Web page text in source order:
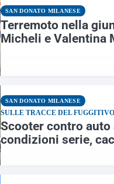
SAN DONATO MILANESE
Terremoto nella
Micheli e Valentina
SAN DONATO MILANESE
SULLE TRACCE DEL FUGGITIVO
Scooter contro auto
condizioni serie,